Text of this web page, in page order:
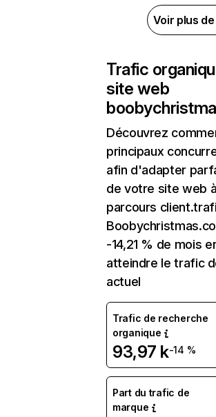
Voir plus
Trafic
site web
Découvrez
principaux
afin d'adapter
de votre site web
parcours
-14,21 % de mois
atteindre le trafic
actuel
Trafic de recherche
organique
93,97 k-14 %
Part du trafic de
marque